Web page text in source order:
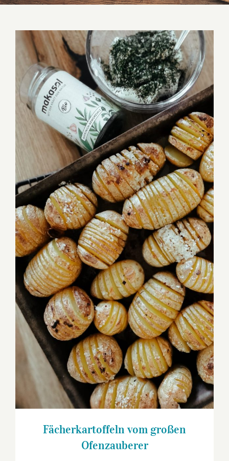
Fächerkartoffeln vom großen
Ofenzauberer
Fächerkartoffeln vom großen
Ofenzauberer